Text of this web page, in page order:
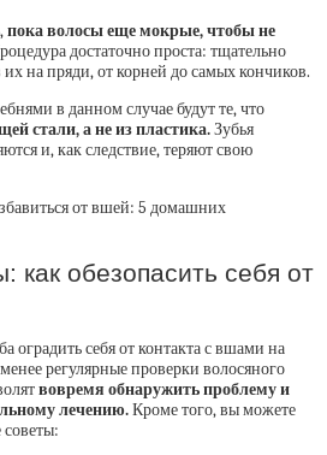
пока волосы еще мокрые, чтобы не
достаточно проста: тщательно
на пряди, от корней до самых кончиков.
в данном случае будут те, что
стали, а не из пластика.Зубья
и, как следствие, теряют свою
от вшей: 5 домашних
как обезопасить себя от
оградить себя от контакта с вшами на
регулярные проверки волосяного
вовремя обнаружить проблему и
лечению.Кроме того, вы можете